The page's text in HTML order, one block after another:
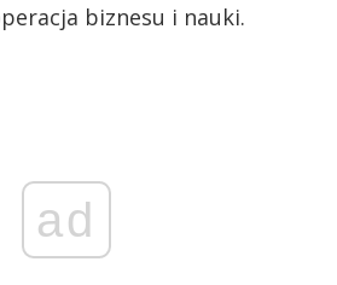
biznesu i nauki.
ad